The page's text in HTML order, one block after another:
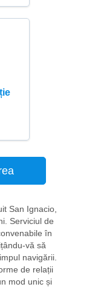
San Ignacio,
Serviciul de
în
vă să
navigării.
de relații
mod unic și